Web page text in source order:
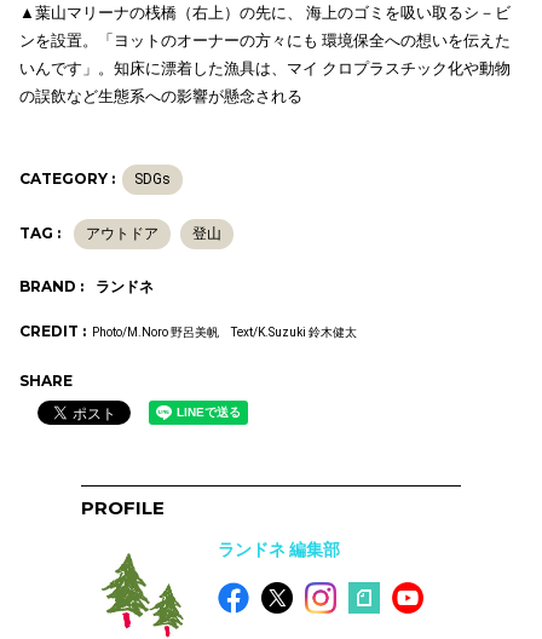
▲葉山マリーナの桟橋（右上）の先に、 海上のゴミを吸い取るシ－ビ
ンを設置。「ヨットのオーナーの方々にも 環境保全への想いを伝えた
いんです」。知床に漂着した漁具は、マイ クロプラスチック化や動物
の誤飲など生態系への影響が懸念される
CATEGORY : SDGs
TAG : アウトドア 登山
BRAND : ランドネ
CREDIT : Photo/M.Noro 野呂美帆 Text/K.Suzuki 鈴木健太
SHARE
PROFILE
ランドネ 編集部